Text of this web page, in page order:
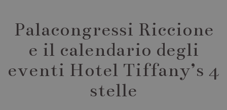
Palacongressi Riccione
e il calendario degli
eventi Hotel Tiffany’s 4
stelle